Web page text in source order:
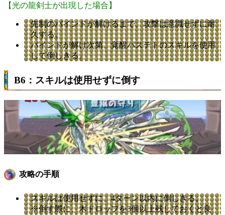
【光の龍剣士が出現した場合】
先制のバインドが解けるまで、攻撃は意識せずに耐
久する。
バインドが解け次第、覚醒バステトのスキルを使用
して倒しきる。
B6：スキルは使用せずに倒す
攻略の手順
スキルは使用せずに、4ターン以内に倒しきる。
※倒す際に、木ドロップを3個以上残しておくと良